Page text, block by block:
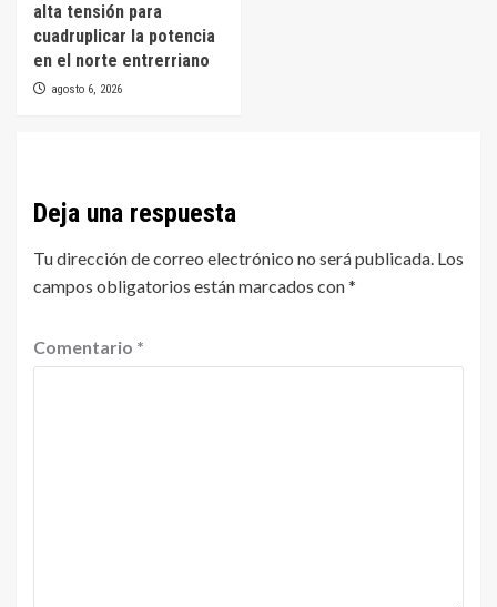
alta tensión para
cuadruplicar la potencia
en el norte entrerriano
agosto 6, 2026
Deja una respuesta
Tu dirección de correo electrónico no será publicada. Los
campos obligatorios están marcados con*
Comentario *